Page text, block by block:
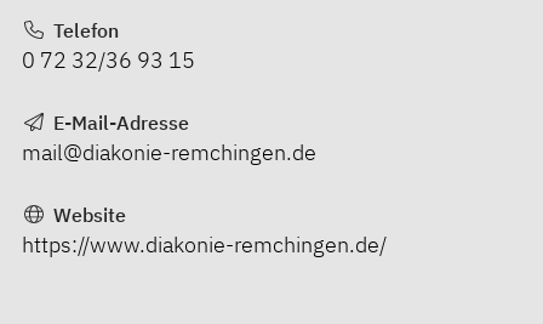
Telefon
0 72 32/36 93 15
E-Mail-Adresse
mail@diakonie-remchingen.de
Website
https://www.diakonie-remchingen.de/